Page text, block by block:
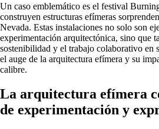
Un caso emblemático es el festival
construyen estructuras efímeras
Nevada. Estas instalaciones no solo son
experimentación arquitectónica, sino que
sostenibilidad y el trabajo colaborativo en
el auge de la arquitectura efímera y su
calibre.
La arquitectura efímera
de experimentación y